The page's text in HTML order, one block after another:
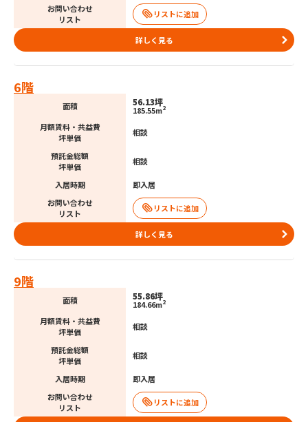
お問い合わせ
リスト
詳しく見る
6階
面積 56.13坪
185.55m2
月額賃料・共益費
坪単価
相談
預託金総額
坪単価
相談
入居時期
即入居
お問い合わせ
リスト
詳しく見る
9階
面積 55.86坪
184.66m2
月額賃料・共益費
坪単価
相談
預託金総額
坪単価
相談
入居時期
即入居
お問い合わせ
リスト